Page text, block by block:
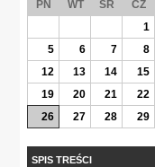
PN WT ŚR CZ
1
5
6 7 8
12
13 14 15
19
20 21 22
26
27 28 29
SPIS TREŚCI